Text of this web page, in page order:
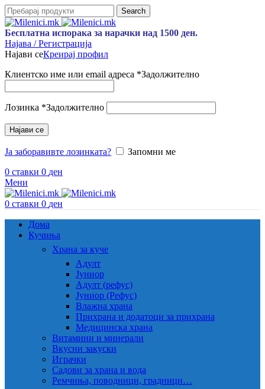
Search
Бесплатна испорака за нарачки над 1500 ден.
Најава / Регистрација
Најави сеКреирај профил
Клиентско име или email адреса *Задолжително
Лозинка *Задолжително
Најави се
Ја заборавивте лозинката?
Запомни ме
0 ставки 0 ден
Мени
0 ставки 0 ден
Дома
Кучиња
Храна за куче
Адулт
Јуниор
Адулт (рефус)
Јуниор (Рефус)
Влажна храна
Прихрана и додатоци за прихрана
Медицинска храна
Витамини и минерали
Вкусни закуски
Играчки
Садови за храна и вода
Ремчиња, поводници, градници…